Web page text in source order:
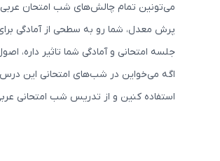
می‌تونین تمام چالش‌های شب امتحان
پرش معدل، شما رو به سطحی از آمادگی
جلسه امتحانی و آمادگی شما تاثیر داره،
اگه می‌خواین در شب‌های امتحانی این
استفاده کنین و از تدریس شب امتحانی